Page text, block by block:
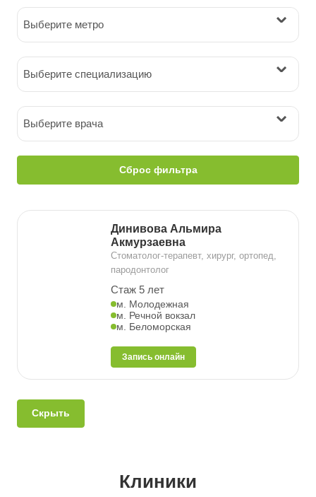
Выберите метро
Выберите специализацию
Выберите врача
Сброс фильтра
Динивова Альмира
Акмурзаевна
Стоматолог-терапевт, хирург, ортопед,
пародонтолог
Стаж 5 лет
м. Молодежная
м. Речной вокзал
м. Беломорская
Запись онлайн
Скрыть
Клиники